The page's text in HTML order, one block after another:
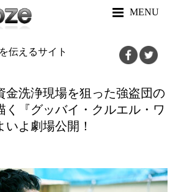
MENU
伝えるサイト
金洗浄現場を狙った強盗団の
く『グッバイ・クルエル・ワ
よ劇場公開！